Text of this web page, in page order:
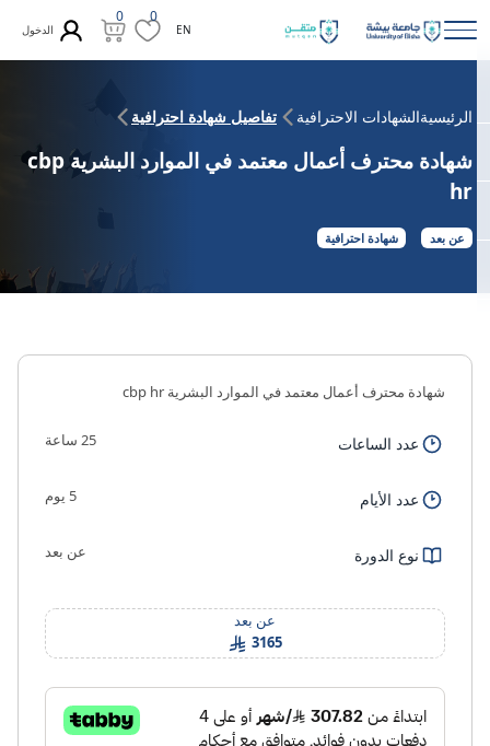
EN
0
0
الدخول
الرئيسيةالشهادات الاحترافية تفاصيل شهادة احترافية
شهادة محترف أعمال معتمد في الموارد البشرية cbp
hr
عن بعد شهادة احترافية
شهادة محترف أعمال معتمد في الموارد البشرية cbp hr
عدد الساعات 25 ساعة
عدد الأيام 5 يوم
نوع الدورة عن بعد
عن بعد
3165